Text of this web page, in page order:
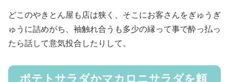
どこのやきとん屋も店は狭く、そこにお客さんをぎゅうぎ
ゅうに詰めがち、袖触れ合うも多少の縁って事で酔っ払っ
たら話して意気投合したりして。
ポテトサラダかマカロニサラダを頼